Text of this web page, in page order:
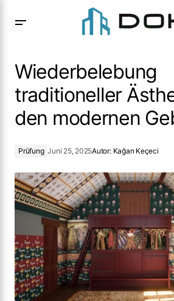
Gebrauch
Wiederbelebung
traditioneller
den modernen
Prüfung Juni 25, 2025Autor: Kağan Keçeci